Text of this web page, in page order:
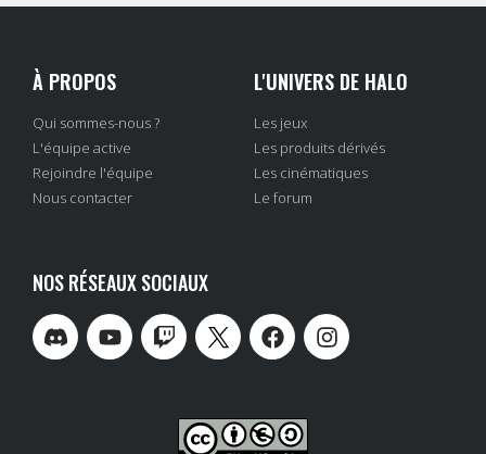
À PROPOS
Qui sommes-nous ?
L'équipe active
Rejoindre l'équipe
Nous contacter
L'UNIVERS DE HALO
Les jeux
Les produits dérivés
Les cinématiques
Le forum
NOS RÉSEAUX SOCIAUX